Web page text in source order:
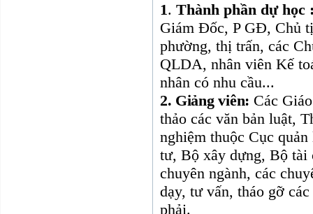
1. Thành phần dự học
Giám Đốc, P GĐ, Chủ
phường, thị trấn, các
QLDA, nhân viên Kế
nhân có nhu cầu...
2. Giảng viên: Các
thảo các văn bản luật,
nghiệm thuộc Cục
tư, Bộ xây dựng, Bộ
chuyên ngành, các
dạy, tư vấn, tháo gỡ
phải.